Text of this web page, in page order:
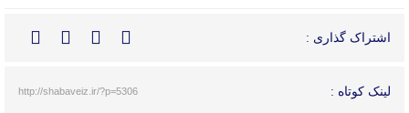
اشتراک گذاری :
لینک کوتاه : http://shabaveiz.ir/?p=5306